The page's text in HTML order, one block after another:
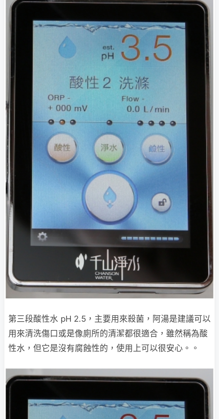
第三段酸性水 pH 2.5，主要用來殺菌，阿湯是建議可以
用來清洗傷口或是像廁所的清潔都很適合，雖然稱為酸
性水，但它是沒有腐蝕性的，使用上可以很安心。。